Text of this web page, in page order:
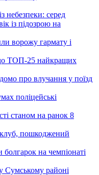
небезпеки: серед
із підозрою на
ворожу гармату і
ТОП-25 найкращих
про влучання у поїзд
поліцейські
станом на ранок 8
пошкоджений
на чемпіонаті
Сумському районі